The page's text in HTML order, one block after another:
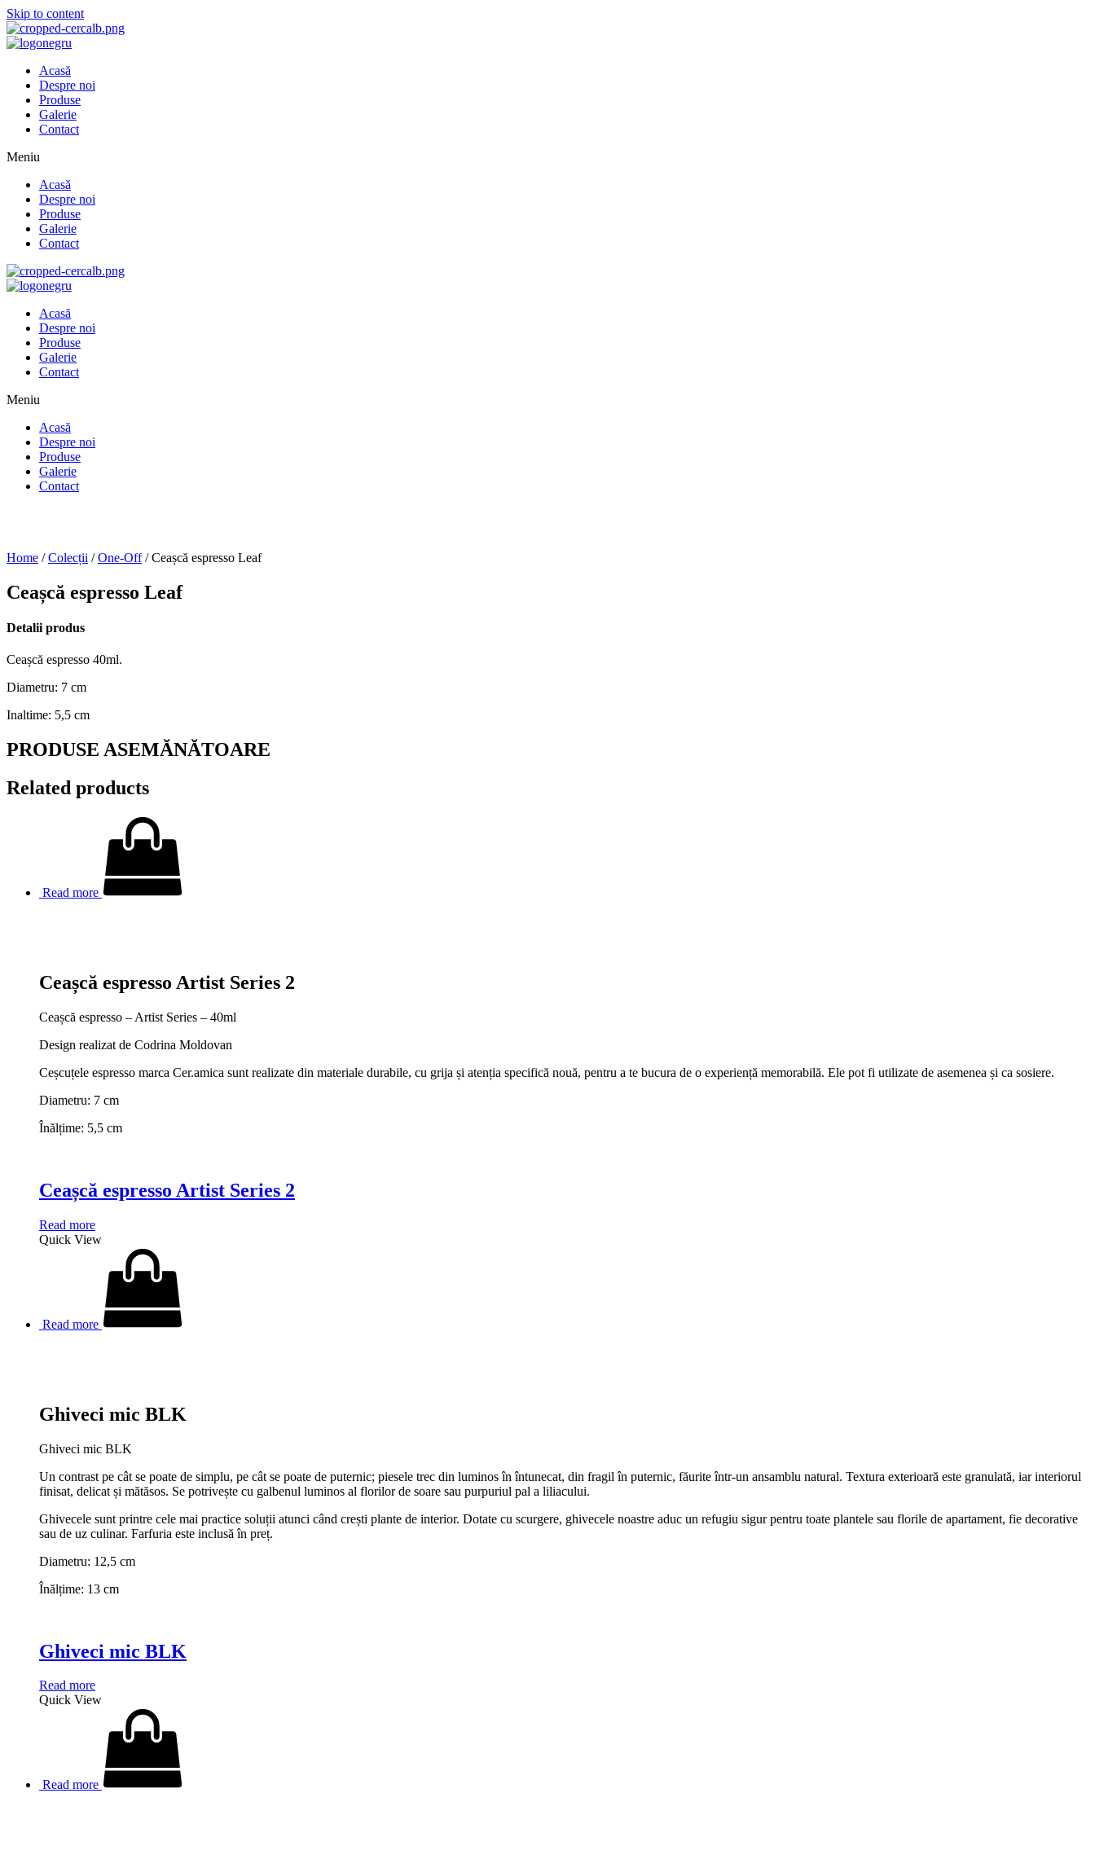
Skip to content
Acasă
Despre noi
Produse
Galerie
Contact
Meniu
Acasă
Despre noi
Produse
Galerie
Contact
Acasă
Despre noi
Produse
Galerie
Contact
Meniu
Acasă
Despre noi
Produse
Galerie
Contact
Home /Colecții /One-Off/ Ceașcă espresso Leaf
Ceașcă espresso Leaf
Detalii produs
Ceașcă espresso 40ml.
Diametru: 7 cm
Inaltime: 5,5 cm
PRODUSE ASEMĂNĂTOARE
Related products
Read more
Ceașcă espresso Artist Series 2
Ceașcă espresso – Artist Series – 40ml
Design realizat de Codrina Moldovan
Ceșcuțele espresso marca Cer.amica sunt realizate din materiale durabile, cu grija și atenția specifică nouă, pentru a te bucura de o experiență memorabilă. Ele pot fi utilizate de asemenea și ca sosiere.
Diametru: 7 cm
Înălțime: 5,5 cm
Ceașcă espresso Artist Series 2
Read more
Quick View
Read more
Ghiveci mic BLK
Ghiveci mic BLK
Un contrast pe cât se poate de simplu, pe cât se poate de puternic; piesele trec din luminos în întunecat, din fragil în puternic, făurite într-un ansamblu natural. Textura exterioară este granulată, iar interiorul
finisat, delicat și mătăsos. Se potrivește cu galbenul luminos al florilor de soare sau purpuriul pal a liliacului.
Ghivecele sunt printre cele mai practice soluții atunci când crești plante de interior. Dotate cu scurgere, ghivecele noastre aduc un refugiu sigur pentru toate plantele sau florile de apartament, fie decorative
sau de uz culinar. Farfuria este inclusă în preț.
Diametru: 12,5 cm
Înălțime: 13 cm
Ghiveci mic BLK
Read more
Quick View
Read more